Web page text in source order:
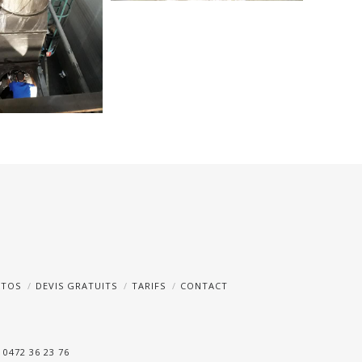
DEVIS GRATUITS TARIFS CONTACT
36 23 76